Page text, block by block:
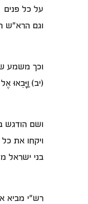
על כל
וגם הרא"ש
וכך משמע
(יב) וַיָּבִאוּ
ושם הודגש
ויקחו את
בני ישראל
רש"י מביא